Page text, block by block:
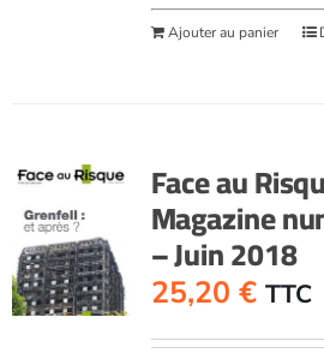
Ajouter au panier
Face au
Magazine
– Juin 2018
25,20 € TTC